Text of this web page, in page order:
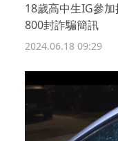
18歲高中生IG參
800封詐騙簡訊
2024.06.18 09:29